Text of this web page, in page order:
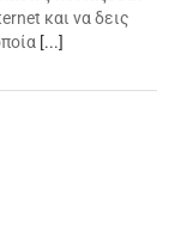
και να δεις
[...]